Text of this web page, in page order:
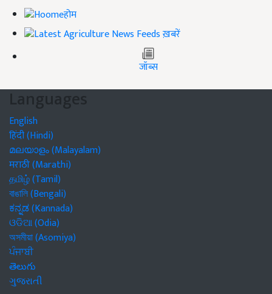
होम
ख़बरें
जॉब्स
Languages
English
हिंदी (Hindi)
മലയാളം (Malayalam)
मराठी (Marathi)
தமிழ் (Tamil)
বাঙালি (Bengali)
ಕನ್ನಡ (Kannada)
ଓଡିଆ (Odia)
অসমীয়া (Asomiya)
ਪੰਜਾਬੀ
తెలుగు
ગુજરાતી